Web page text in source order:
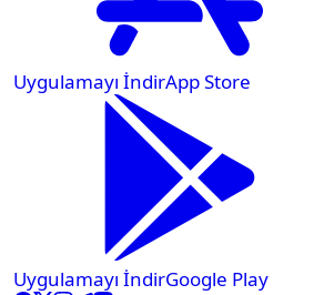
Uygulamayı İndirApp Store
Uygulamayı İndirGoogle Play